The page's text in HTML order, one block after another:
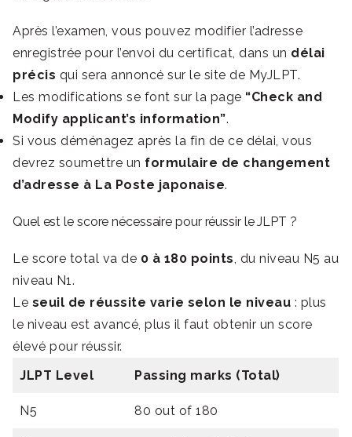
Après l’examen, vous pouvez modifier l’adresse
enregistrée pour l’envoi du certificat, dans un délai
précis qui sera annoncé sur le site de MyJLPT.
Les modifications se font sur la page “Check and
Modify applicant’s information”.
Si vous déménagez après la fin de ce délai, vous
devrez soumettre un formulaire de changement
d’adresse à La Poste japonaise.
Quel est le score nécessaire pour réussir le JLPT ?
Le score total va de 0 à 180 points , du niveau N5 au
niveau N1.
Le seuil de réussite varie selon le niveau : plus
le niveau est avancé, plus il faut obtenir un score
élevé pour réussir.
JLPT Level
Passing marks (Total)
N5 80 out of 180